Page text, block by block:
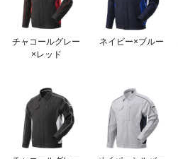
チャコールグレー
×レッド
ネイビー×ブルー